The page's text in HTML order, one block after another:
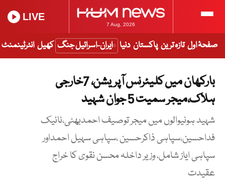
7 Aug, 2026
LIVE
صفحۂ اول تازہ ترین پاکستان دنیا ایران-اسرائیل جنگ کھیل انٹرٹینمنٹ
بارکھان میں کلیئرنس آپریشن، 7خارجی
ہلاک،میجر سمیت 5 جوان شہید
شہید ہونیوالوں میں میجر توصیف احمدبھٹی،نائیک
فداحسین،سپاہی ذاکرحسین ،سپاہی سہیل احمداور
سپاہی ایاز شامل، وزیر داخلہ محسن نقوی کا خراج
عقیدت